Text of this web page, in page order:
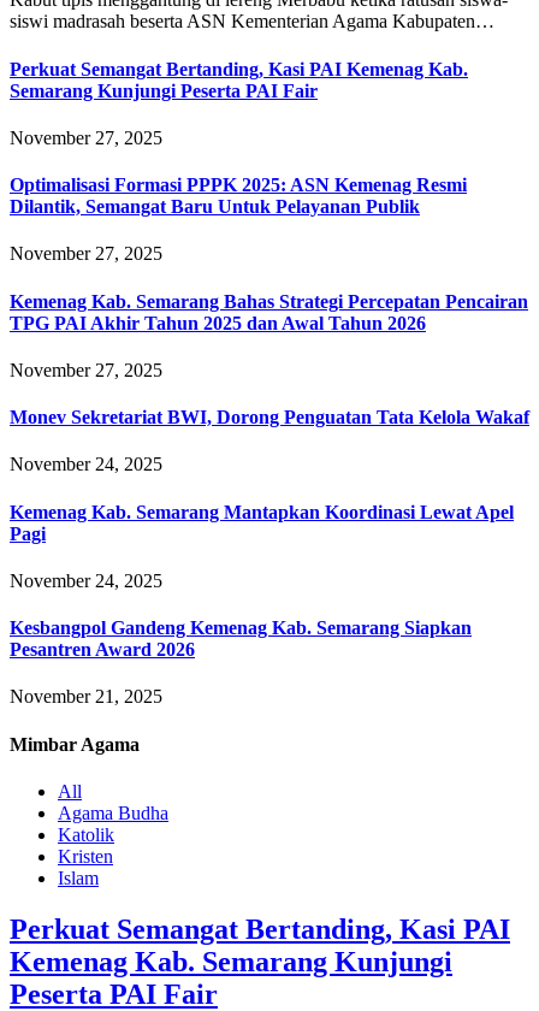
siswi madrasah beserta ASN Kementerian Agama Kabupaten…
Perkuat Semangat Bertanding, Kasi PAI Kemenag Kab.
Semarang Kunjungi Peserta PAI Fair
November 27, 2025
Optimalisasi Formasi PPPK 2025: ASN Kemenag Resmi
Dilantik, Semangat Baru Untuk Pelayanan Publik
November 27, 2025
Kemenag Kab. Semarang Bahas Strategi Percepatan Pencairan
TPG PAI Akhir Tahun 2025 dan Awal Tahun 2026
November 27, 2025
Monev Sekretariat BWI, Dorong Penguatan Tata Kelola Wakaf
November 24, 2025
Kemenag Kab. Semarang Mantapkan Koordinasi Lewat Apel
Pagi
November 24, 2025
Kesbangpol Gandeng Kemenag Kab. Semarang Siapkan
Pesantren Award 2026
November 21, 2025
Mimbar Agama
All
Agama Budha
Katolik
Kristen
Islam
Perkuat Semangat Bertanding, Kasi PAI
Kemenag Kab. Semarang Kunjungi
Peserta PAI Fair